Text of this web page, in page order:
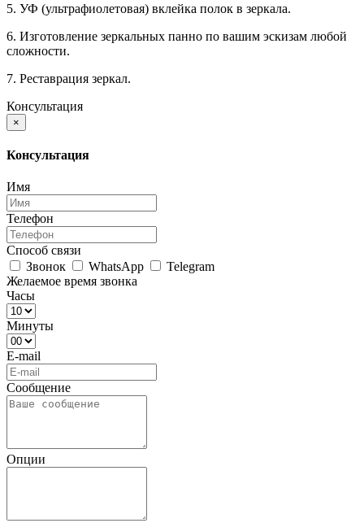
5. УФ (ультрафиолетовая) вклейка полок в зеркала.
6. Изготовление зеркальных панно по вашим эскизам любой
сложности.
7. Реставрация зеркал.
Консультация
×
Консультация
Имя
Телефон
Способ связи
Звонок
WhatsApp
Telegram
Желаемое время звонка
Часы
Минуты
E-mail
Сообщение
Опции